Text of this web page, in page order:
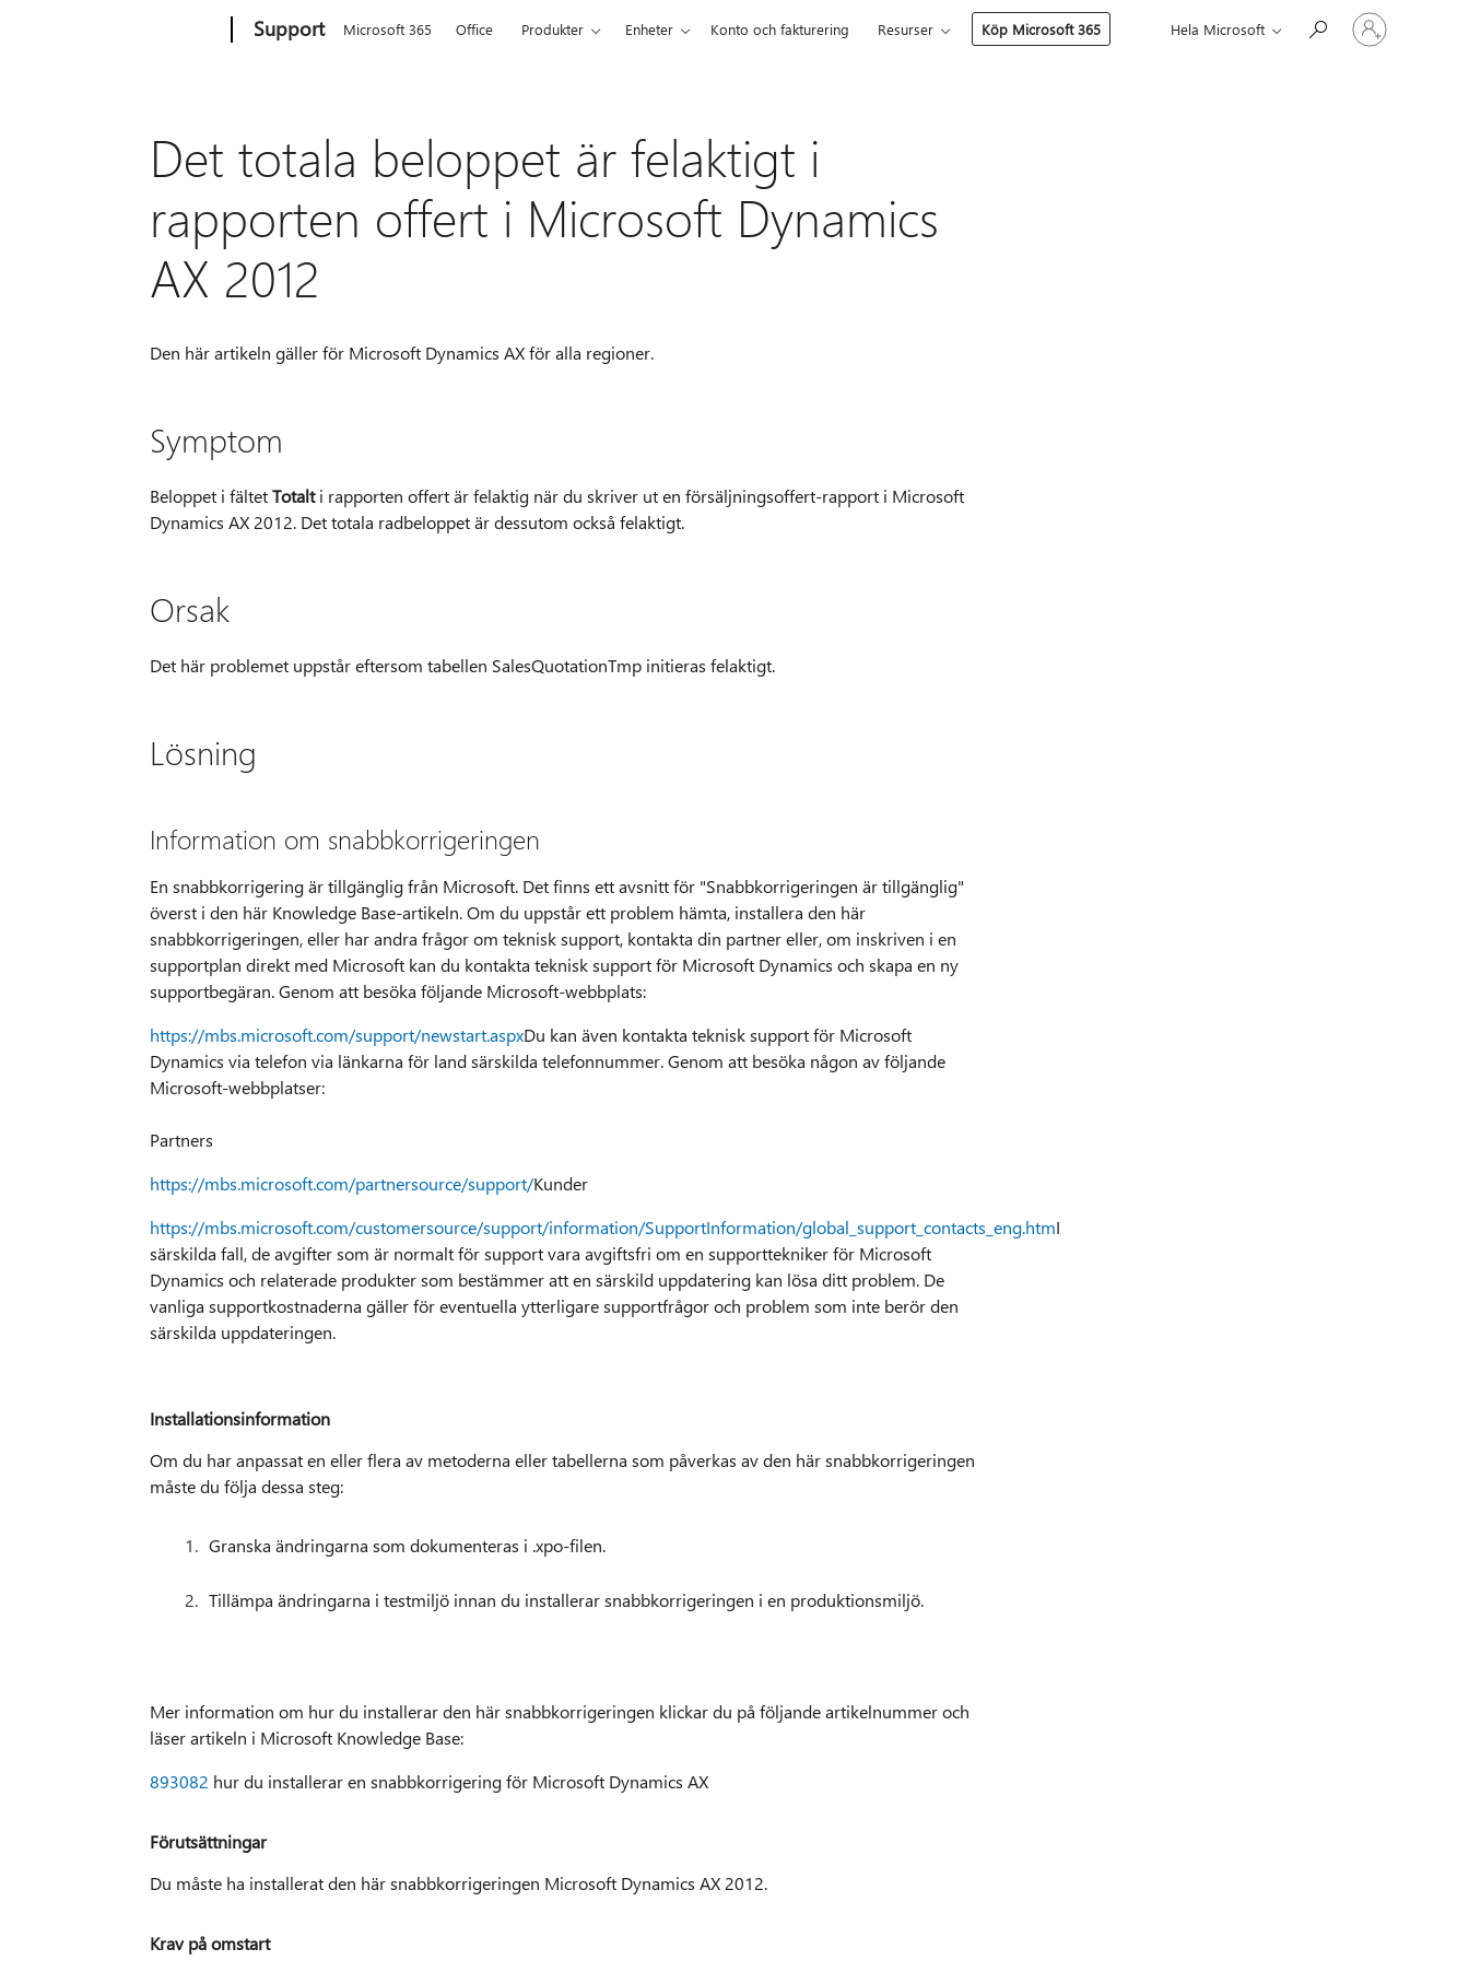
Support Microsoft 365 Office Produkter Enheter Konto och fakturering Resurser Köp Microsoft 365 Hela Microsoft
Logga
in
Det totala beloppet är felaktigt i
rapporten offert i Microsoft Dynamics
AX 2012
Den här artikeln gäller för Microsoft Dynamics AX för alla regioner.
Symptom
Beloppet i fältetTotalti rapporten offert är felaktig när du skriver ut en försäljningsoffert-rapport i Microsoft
Dynamics AX 2012. Det totala radbeloppet är dessutom också felaktigt.
Orsak
Det här problemet uppstår eftersom tabellen SalesQuotationTmp initieras felaktigt.
Lösning
Information om snabbkorrigeringen
En snabbkorrigering är tillgänglig från Microsoft. Det finns ett avsnitt för "Snabbkorrigeringen är tillgänglig"
överst i den här Knowledge Base-artikeln. Om du uppstår ett problem hämta, installera den här
snabbkorrigeringen, eller har andra frågor om teknisk support, kontakta din partner eller, om inskriven i en
supportplan direkt med Microsoft kan du kontakta teknisk support för Microsoft Dynamics och skapa en ny
supportbegäran. Genom att besöka följande Microsoft-webbplats:
https://mbs.microsoft.com/support/newstart.aspxDu kan även kontakta teknisk support för Microsoft
Dynamics via telefon via länkarna för land särskilda telefonnummer. Genom att besöka någon av följande
Microsoft-webbplatser:
Partners
https://mbs.microsoft.com/partnersource/support/Kunder
https://mbs.microsoft.com/customersource/support/information/SupportInformation/global_support_contacts_eng.htmI
särskilda fall, de avgifter som är normalt för support vara avgiftsfri om en supporttekniker för Microsoft
Dynamics och relaterade produkter som bestämmer att en särskild uppdatering kan lösa ditt problem. De
vanliga supportkostnaderna gäller för eventuella ytterligare supportfrågor och problem som inte berör den
särskilda uppdateringen.
Installationsinformation
Om du har anpassat en eller flera av metoderna eller tabellerna som påverkas av den här snabbkorrigeringen
måste du följa dessa steg:
Granska ändringarna som dokumenteras i .xpo-filen.
Tillämpa ändringarna i testmiljö innan du installerar snabbkorrigeringen i en produktionsmiljö.
Mer information om hur du installerar den här snabbkorrigeringen klickar du på följande artikelnummer och
läser artikeln i Microsoft Knowledge Base:
893082 hur du installerar en snabbkorrigering för Microsoft Dynamics AX
Förutsättningar
Du måste ha installerat den här snabbkorrigeringen Microsoft Dynamics AX 2012.
Krav på omstart